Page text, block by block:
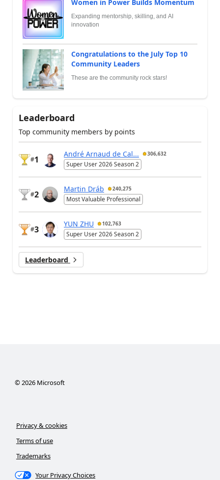
Women in Power Builds Momentum
Expanding mentorship, skilling, and AI
innovation
Congratulations to the July Top 10
Community Leaders
These are the community rock stars!
Leaderboard
Top community members by points
#1
André Arnaud de Cal... 306,632
Super User 2026 Season 2
#2
Martin Dráb 240,275
Most Valuable Professional
#3
YUN ZHU 102,763
Super User 2026 Season 2
Leaderboard
©2026Microsoft
Privacy & cookies
Terms of use
Trademarks
Your Privacy Choices